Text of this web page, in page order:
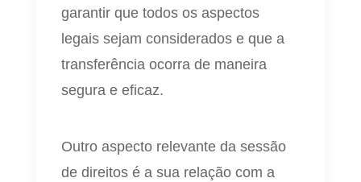
garantir que todos os aspectos
legais sejam considerados e que a
transferência ocorra de maneira
segura e eficaz.
Outro aspecto relevante da sessão
de direitos é a sua relação com a